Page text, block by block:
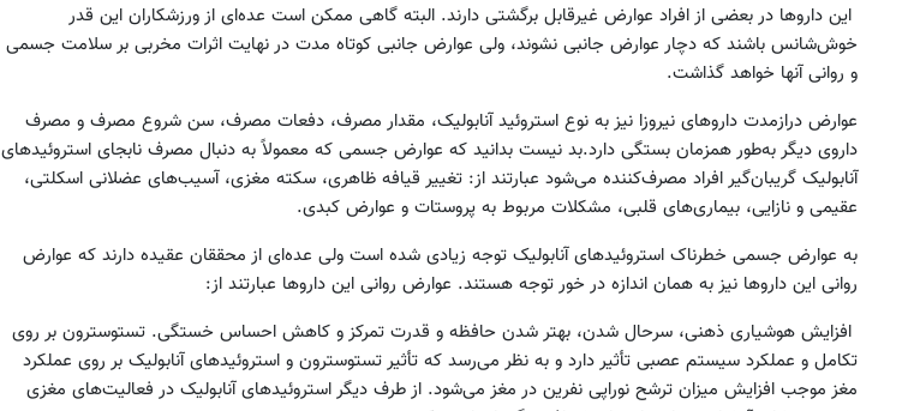
این داروها در بعضی از افراد عوارض غیرقابل برگشتی دارند. البته گاهی ممکن است عده‌ای از ورزشکاران این قدر
خوش‌شانس باشند که دچار عوارض جانبی نشوند، ولی عوارض جانبی کوتاه مدت در نهایت اثرات مخربی بر سلامت جسمی
و روانی آنها خواهد گذاشت.
عوارض درازمدت داروهای نیروزا نیز به نوع استروئید آنابولیک، مقدار مصرف، دفعات مصرف، سن شروع مصرف و مصرف
داروی دیگر به‌طور همزمان بستگی دارد.بد نیست بدانید که عوارض جسمی که معمولاً به دنبال مصرف نابجای استروئیدهای
آنابولیک گریبان‌گیر افراد مصرف‌کننده می‌شود عبارتند از: تغییر قیافه ظاهری، سکته مغزی، آسیب‌های عضلانی اسکلتی،
عقیمی و نازایی، بیماری‌های قلبی، مشکلات مربوط به پروستات و عوارض کبدی.
به عوارض جسمی خطرناک استروئیدهای آنابولیک توجه زیادی شده است ولی عده‌ای از محققان عقیده دارند که عوارض
روانی این داروها نیز به همان اندازه در خور توجه هستند. عوارض روانی این داروها عبارتند از:
افزایش هوشیاری ذهنی، سرحال شدن، بهتر شدن حافظه و قدرت تمرکز و کاهش احساس خستگی. تستوسترون بر روی
تکامل و عملکرد سیستم عصبی تأثیر دارد و به نظر می‌رسد که تأثیر تستوسترون و استروئیدهای آنابولیک بر روی عملکرد
مغز موجب افزایش میزان ترشح نوراپی نفرین در مغز می‌شود. از طرف دیگر استروئیدهای آنابولیک در فعالیت‌های مغزی